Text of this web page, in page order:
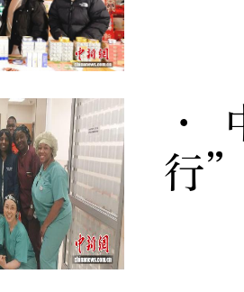
·
行